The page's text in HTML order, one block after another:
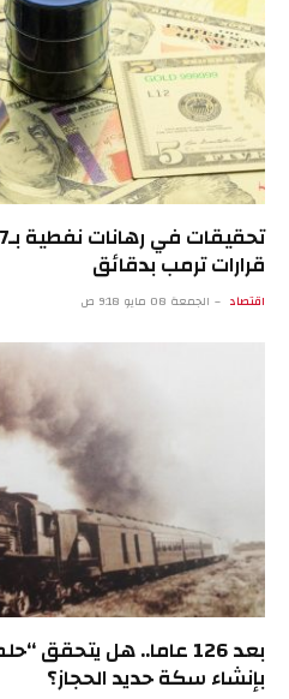
قرارات ترمب بدقائق
اقتصاد الجمعة 08 مايو 9:18 ص
بعد 126 عاما.. هل
بإنشاء سكة حديد الحجاز؟